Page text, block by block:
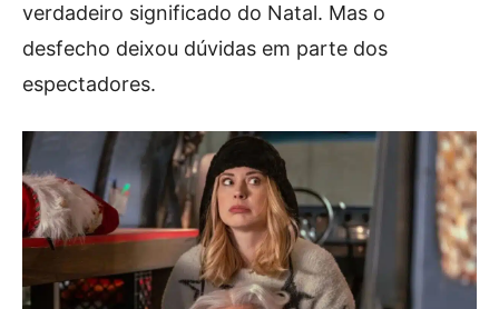
verdadeiro significado do Natal. Mas o
desfecho deixou dúvidas em parte dos
espectadores.